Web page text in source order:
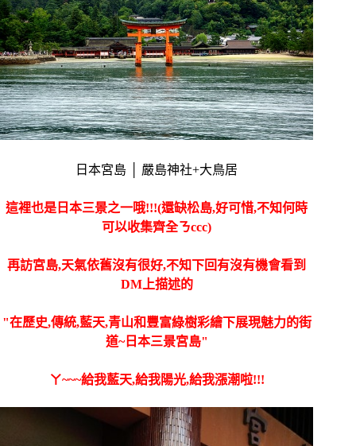
日本宮島 │ 嚴島神社+大鳥居
這裡也是日本三景之一哦!!!(還缺松島,好可惜,不知何時
可以收集齊全ㄋccc)
再訪宮島,天氣依舊沒有很好,不知下回有沒有機會看到
DM上描述的
"在歷史,傳統,藍天,青山和豐富綠樹彩繪下展現魅力的街
道~日本三景宮島"
ㄚ~~~給我藍天,給我陽光,給我漲潮啦!!!